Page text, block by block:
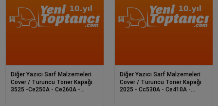
Diğer Yazıcı Sarf Malzemeleri
Cover / Turuncu Toner Kapağı
3525 -Ce250A - Ce260A -
Diğer Yazıcı Sarf Malzemeleri
Cover / Turuncu Toner Kapağı
2025 - Cc530A - Ce410A -